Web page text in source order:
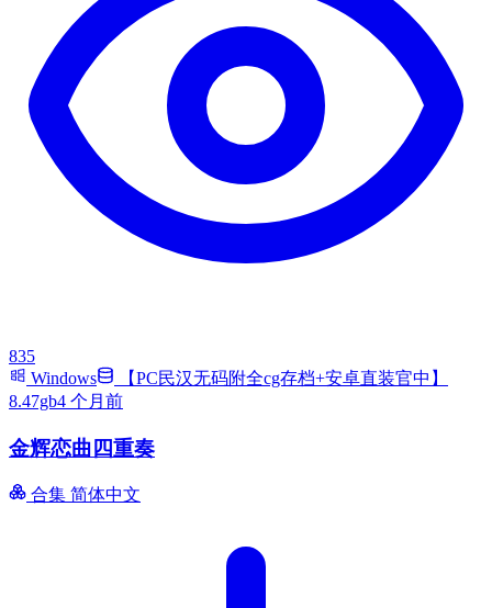
835
Windows
【PC民汉无码附全cg存档+安卓直装官中】
8.47gb4 个月前
金辉恋曲四重奏
合集 简体中文